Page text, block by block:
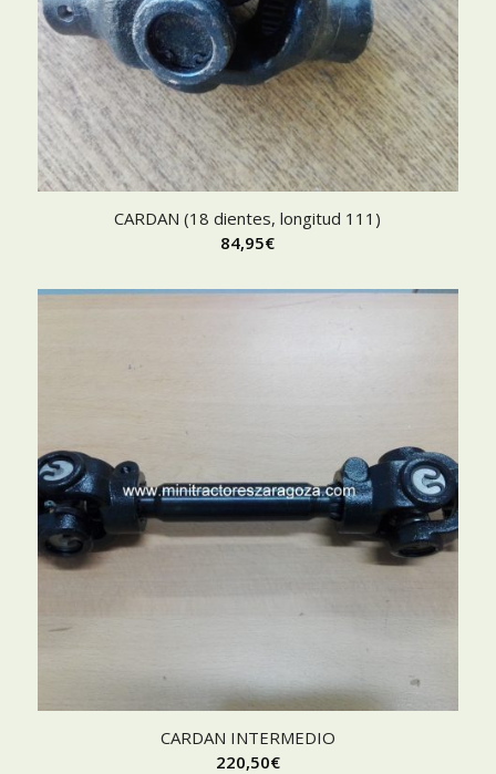
CARDAN (18 dientes, longitud 111)
84,95€
CARDAN INTERMEDIO
220,50€